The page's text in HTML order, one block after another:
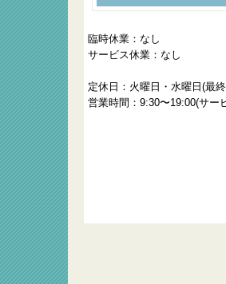
臨時休業：なし
サービス休業：なし
定休日：火曜日・水曜日(最
営業時間：9:30〜19:00(サー